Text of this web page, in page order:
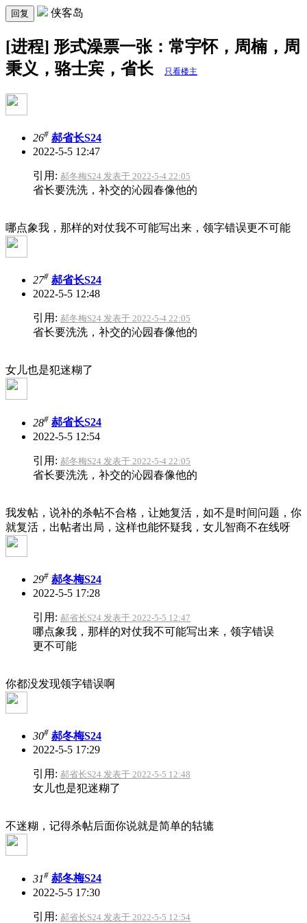
回复 侠客岛
[进程] 形式澡票一张：常宇怀，周楠，周
秉义，骆士宾，省长
只看楼主
26# 郝省长S24
2022-5-5 12:47
引用: 郝冬梅S24 发表于 2022-5-4 22:05
省长要洗洗，补交的沁园春像他的
哪点象我，那样的对仗我不可能写出来，领字错误更不可能
27# 郝省长S24
2022-5-5 12:48
引用: 郝冬梅S24 发表于 2022-5-4 22:05
省长要洗洗，补交的沁园春像他的
女儿也是犯迷糊了
28# 郝省长S24
2022-5-5 12:54
引用: 郝冬梅S24 发表于 2022-5-4 22:05
省长要洗洗，补交的沁园春像他的
我发帖，说补的杀帖不合格，让她复活，如不是时间问题，你
就复活，出帖者出局，这样也能怀疑我，女儿智商不在线呀
29# 郝冬梅S24
2022-5-5 17:28
引用: 郝省长S24 发表于 2022-5-5 12:47
哪点象我，那样的对仗我不可能写出来，领字错误
更不可能
你都没发现领字错误啊
30# 郝冬梅S24
2022-5-5 17:29
引用: 郝省长S24 发表于 2022-5-5 12:48
女儿也是犯迷糊了
不迷糊，记得杀帖后面你说就是简单的轱辘
31# 郝冬梅S24
2022-5-5 17:30
引用: 郝省长S24 发表于 2022-5-5 12:54